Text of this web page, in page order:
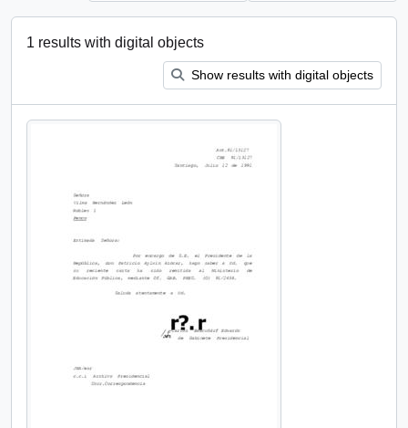
1 results with digital objects
Show results with digital objects